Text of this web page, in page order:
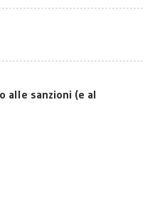
alle sanzioni (e al